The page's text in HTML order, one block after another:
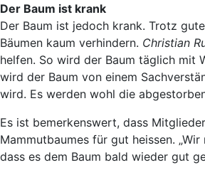
Der Baum ist krank
Der Baum ist jedoch krank. Trotz
Bäumen kaum verhindern. Christian
helfen. So wird der Baum täglich mit
wird der Baum von einem
wird. Es werden wohl die
Es ist bemerkenswert, dass
Mammutbaumes für gut heissen.
dass es dem Baum bald wieder gut